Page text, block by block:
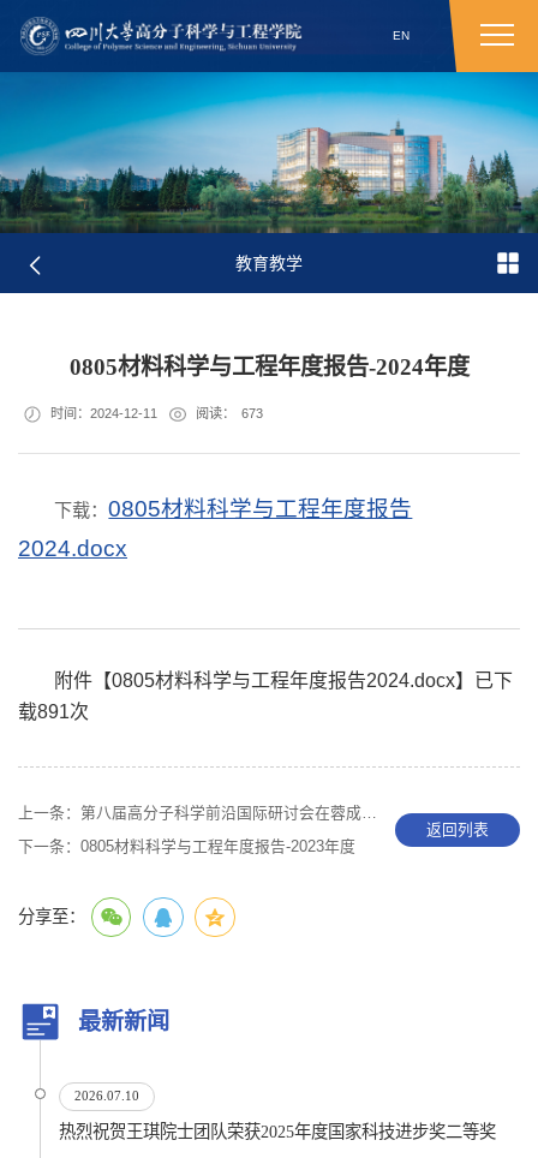
EN
教育教学
0805材料科学与工程年度报告-2024年度
时间：2024-12-11 阅读： 673
下载：0805材料科学与工程年度报告
2024.docx
附件【0805材料科学与工程年度报告2024.docx】已下
载891次
上一条： 第八届高分子科学前沿国际研讨会在蓉成功举办
下一条： 0805材料科学与工程年度报告-2023年度
返回列表
分享至：
最新新闻
2026.07.10
热烈祝贺王琪院士团队荣获2025年度国家科技进步奖二等奖